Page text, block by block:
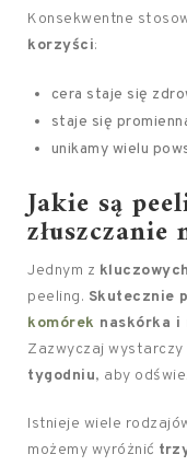
Konsekwentne
korzyści:
cera staje się
staje się
unikamy wielu
Jakie są
złuszczanie
Jednym z
peeling. Skutecznie
komórek naskórka i
Zazwyczaj wystarczy
tygodniu, aby
Istnieje wiele
możemy wyróżnić